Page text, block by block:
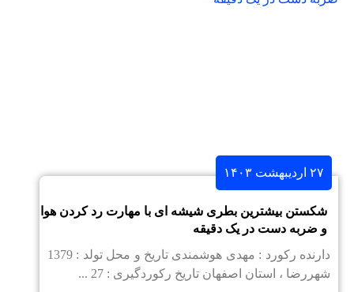
۲۷ اردیبهشت ۱۴۰۳
شکستن بیشترین بطری شیشه ای با مهارت رد کردن هوا
و ضربه دست در یک دقیقه
دارنده رکورد : مهدی هوشمندی تاریخ و محل تولد : 1379
شهررضا ، استان اصفهان تاریخ رکوردگیری : 27 ...